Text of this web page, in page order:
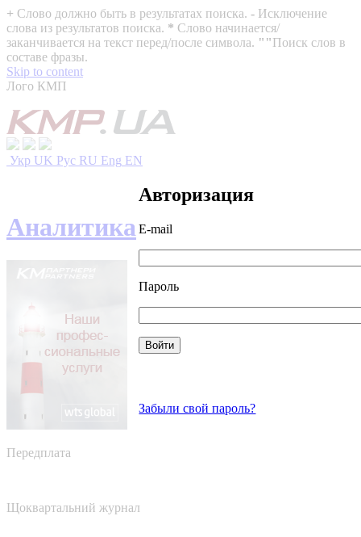
+ Слово должно быть в результатах поиска. - Исключение
слова из результатов поиска. * Слово начинается/
заканчивается на текст перед/после символа. ""Поиск слов в
составе фразы.
Skip to content
Лого КМП
Укр UK Рус RU Eng EN
Авторизация
E-mail
Пароль
Забыли свой пароль?
Аналитика
Передплата
Щоквартальний журнал